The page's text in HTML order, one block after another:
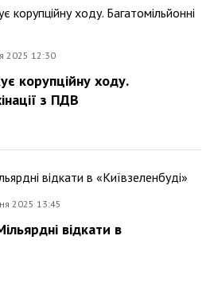
2025 12:30
корупційну ходу.
з ПДВ
2025 13:45
відкати в